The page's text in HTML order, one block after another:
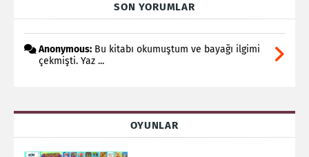
SON YORUMLAR
Anonymous: Bu kitabı okumuştum ve bayağı ilgimi
çekmişti. Yaz ...
OYUNLAR